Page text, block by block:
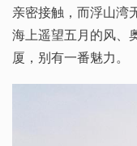
亲密接触，而浮山湾
海上遥望五月的风、
厦，别有一番魅力。